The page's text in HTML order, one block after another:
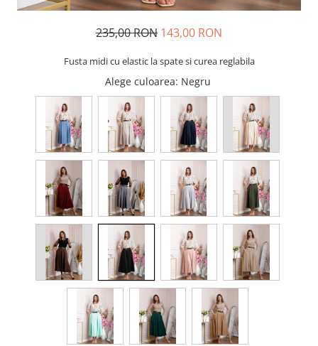
235,00 RON 143,00 RON
Fusta midi cu elastic la spate si curea reglabila
Alege culoarea: Negru